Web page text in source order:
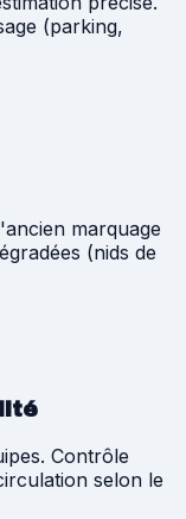
(parking,
marquage
(nids de
Contrôle
selon le